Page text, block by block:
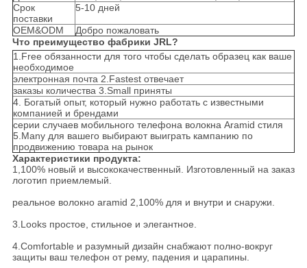
Срок
поставки
5-10 дней
OEM&ODM
Добро пожаловать
Что преимущество фабрики JRL?
1.Free обязанности для того чтобы сделать образец как ваше
необходимое
электронная почта 2.Fastest отвечает
заказы количества 3.Small приняты
4. Богатый опыт, который нужно работать с известными
компанией и брендами
серии случаев мобильного телефона волокна Aramid стиля
5.Many для вашего выбирают выиграть кампанию по
продвижению товара на рынок
Характеристики продукта:
1,100% новый и высококачественный. Изготовленный на заказ
логотип приемлемый.
реальное волокно aramid 2,100% для и внутри и снаружи.
3.Looks простое, стильное и элегантное.
4.Comfortable и разумный дизайн снабжают полно-вокруг
защиты ваш телефон от рему, падения и царапины.